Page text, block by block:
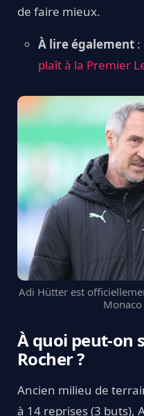
de faire mieux.
À lire également :
plaît à la Premier
Adi Hütter est
À quoi peut-on
Rocher ?
Ancien milieu de
à 14 reprises (3 buts),